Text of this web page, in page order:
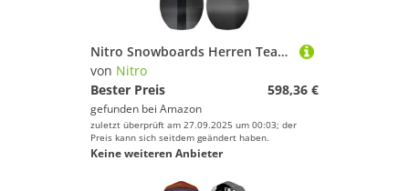
Nitro Snowboards Herren Team PRO Board ´24, Freestyleboard, Directional Twin, Trüe Camber, All-Terrain
von Nitro
Bester Preis
598,36 €
gefunden bei Amazon
zuletzt überprüft am 27.09.2025 um 00:03; der
Preis kann sich seitdem geändert haben.
Keine weiteren Anbieter